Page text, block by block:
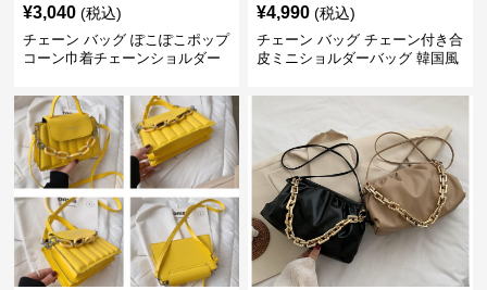
¥3,040 (税込)
チェーン バッグ ぽこぽこポップ
コーン巾着チェーンショルダー
¥4,990 (税込)
チェーン バッグ チェーン付き合
皮ミニショルダーバッグ 韓国風